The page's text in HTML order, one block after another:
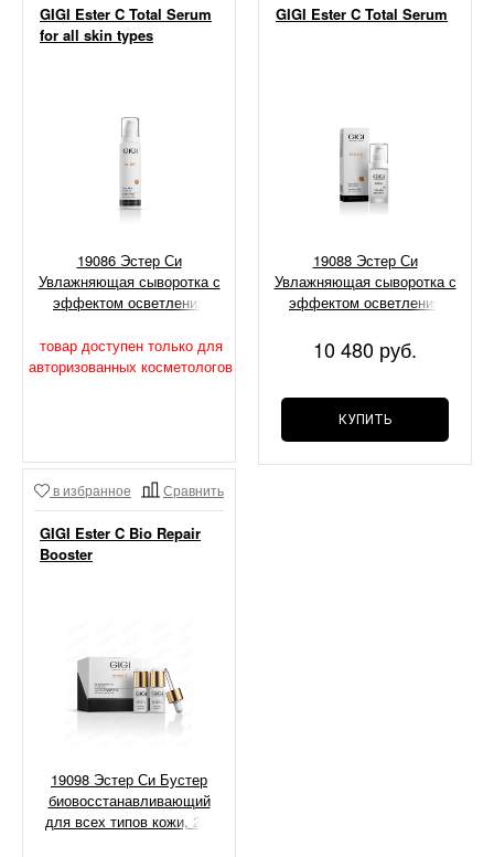
GIGI Ester C Total Serum
for all skin types
19086 Эстер Си
Увлажняющая сыворотка с
эффектом осветления
товар доступен только для
авторизованных косметологов
GIGI Ester C Total Serum
19088 Эстер Си
Увлажняющая сыворотка с
эффектом осветления
10 480 руб.
КУПИТЬ
в избранное Сравнить
GIGI Ester C Bio Repair
Booster
19098 Эстер Си Бустер
биовосстанавливающий
для всех типов кожи, 2*9